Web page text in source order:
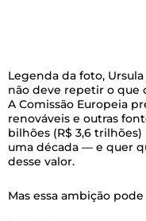
Legenda da foto,
não deve repetir o que
A Comissão Europeia
renováveis e outras
bilhões (R$ 3,6
uma década — e quer
desse valor.
Mas essa ambição